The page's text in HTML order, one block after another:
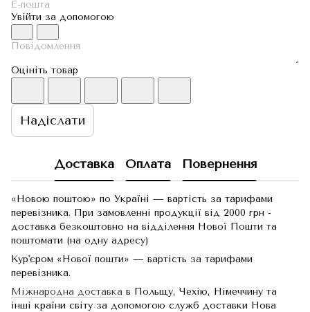
Увійти за допомогою
Оцініть товар
Надіслати
Доставка Оплата Повернення
«Новою поштою» по Україні — вартість за тарифами
перевізника. При замовленні продукції від 2000 грн -
доставка безкоштовно на відділення Нової Пошти та
поштомати (на одну адресу)
Кур'єром «Нової пошти» — вартість за тарифами
перевізника.
Міжнародна доставка в Польщу, Чехію, Німеччину та
інші країни світу за допомогою служб доставки Нова